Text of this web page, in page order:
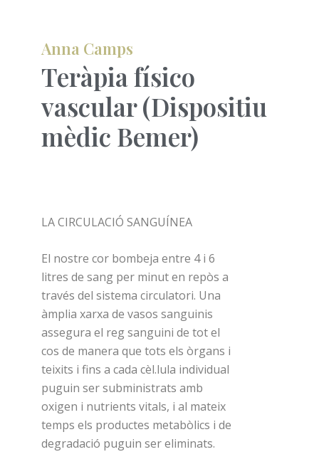
Anna Camps
Teràpia físico
vascular (Dispositiu
mèdic Bemer)
LA CIRCULACIÓ SANGUÍNEA
El nostre cor bombeja entre 4 i 6
litres de sang per minut en repòs a
través del sistema circulatori. Una
àmplia xarxa de vasos sanguinis
assegura el reg sanguini de tot el
cos de manera que tots els òrgans i
teixits i fins a cada cèl.lula individual
puguin ser subministrats amb
oxigen i nutrients vitals, i al mateix
temps els productes metabòlics i de
degradació puguin ser eliminats.